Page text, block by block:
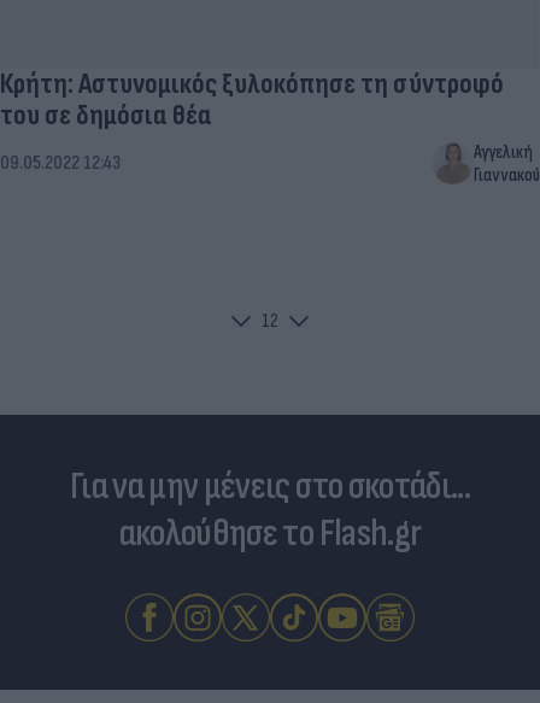
Κρήτη: Αστυνομικός ξυλοκόπησε τη σύντροφό
του σε δημόσια θέα
09.05.2022 12:43
Αγγελική
Γιαννακού
12
Για να μην μένεις στο σκοτάδι...
ακολούθησε το Flash.gr